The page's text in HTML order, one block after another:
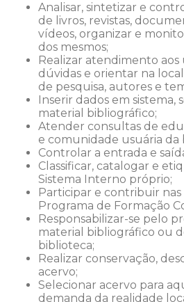
Analisar, sintetizar e
de livros, revistas,
vídeos, organizar e
dos mesmos;
Realizar atendimento aos
dúvidas e orientar na
de pesquisa, autores e
Inserir dados em sistema,
material bibliográfico;
Atender consultas de
e comunidade usuária da
Controlar a entrada e
Classificar, catalogar e
Sistema Interno próprio;
Participar e contribuir nas
Programa de Formação
Responsabilizar-se pelo
material bibliográfico ou
biblioteca;
Realizar conservação,
acervo;
Selecionar acervo para
demanda da realidade